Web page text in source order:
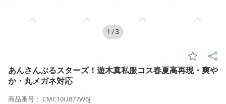
1 /3
あんさんぶるスターズ！遊木真私服コス春夏高再現・爽や
か・丸メガネ対応
商品番号： CMC10U877W6J